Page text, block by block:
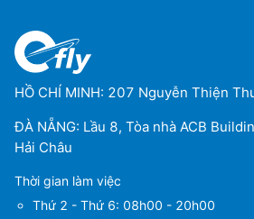
HỒ CHÍ MINH: 207 Nguyễn Thiện
ĐÀ NẴNG: Lầu 8, Tòa nhà ACB
Hải Châu
Thời gian làm việc
Thứ 2 - Thứ 6: 08h00 - 20h00